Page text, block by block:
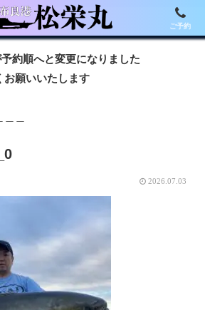
約順へと変更になりました
お願いいたします
2026.07.03
ご予約